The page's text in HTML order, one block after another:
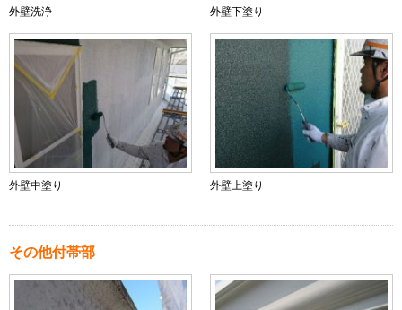
外壁洗浄 外壁下塗り
外壁中塗り 外壁上塗り
その他付帯部